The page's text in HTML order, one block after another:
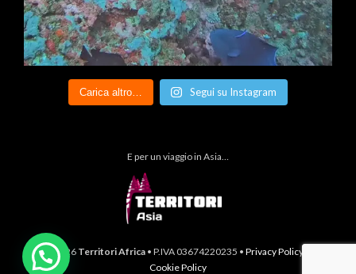
Carica altro… Segui su Instagram
E per un viaggio in Asia…
© 2026 Territori Africa• P.IVA 03674220235 • Privacy Policy
Cookie Policy